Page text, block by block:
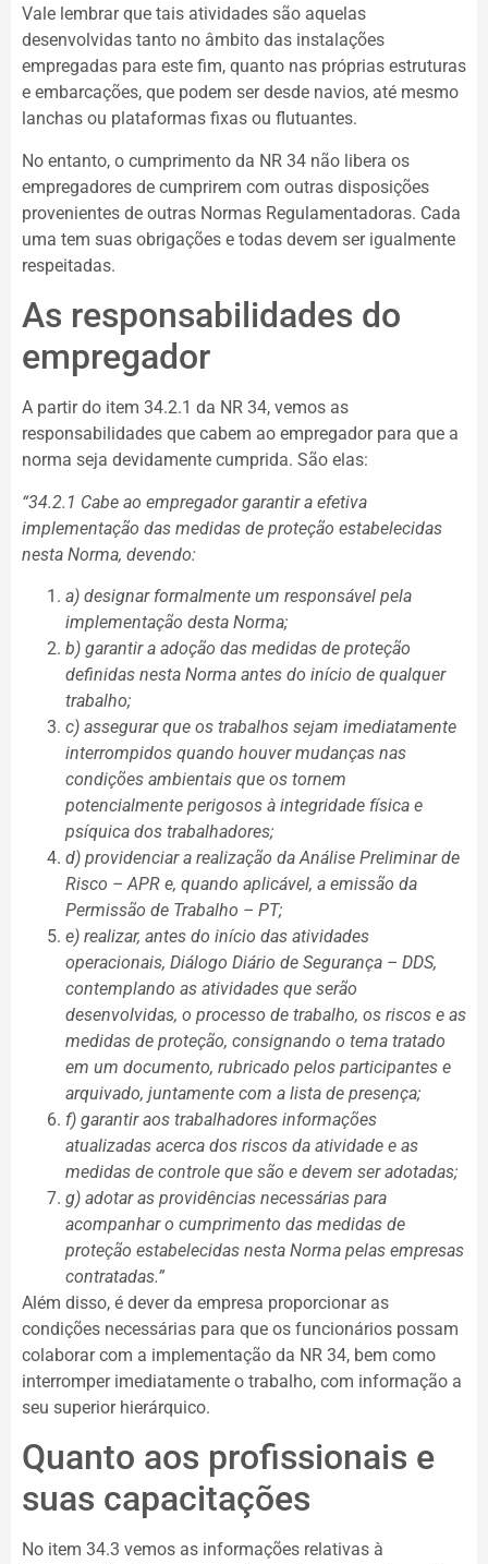
Vale lembrar que tais atividades são aquelas
desenvolvidas tanto no âmbito das instalações
empregadas para este fim, quanto nas próprias estruturas
e embarcações, que podem ser desde navios, até mesmo
lanchas ou plataformas fixas ou flutuantes.
No entanto, o cumprimento da NR 34 não libera os
empregadores de cumprirem com outras disposições
provenientes de outras Normas Regulamentadoras. Cada
uma tem suas obrigações e todas devem ser igualmente
respeitadas.
As responsabilidades do
empregador
A partir do item 34.2.1 da NR 34, vemos as
responsabilidades que cabem ao empregador para que a
norma seja devidamente cumprida. São elas:
“34.2.1 Cabe ao empregador garantir a efetiva
implementação das medidas de proteção estabelecidas
nesta Norma, devendo:
a) designar formalmente um responsável pela
implementação desta Norma;
b) garantir a adoção das medidas de proteção
definidas nesta Norma antes do início de qualquer
trabalho;
c) assegurar que os trabalhos sejam imediatamente
interrompidos quando houver mudanças nas
condições ambientais que os tornem
potencialmente perigosos à integridade física e
psíquica dos trabalhadores;
d) providenciar a realização da Análise Preliminar de
Risco – APR e, quando aplicável, a emissão da
Permissão de Trabalho – PT;
e) realizar, antes do início das atividades
operacionais, Diálogo Diário de Segurança – DDS,
contemplando as atividades que serão
desenvolvidas, o processo de trabalho, os riscos e as
medidas de proteção, consignando o tema tratado
em um documento, rubricado pelos participantes e
arquivado, juntamente com a lista de presença;
f) garantir aos trabalhadores informações
atualizadas acerca dos riscos da atividade e as
medidas de controle que são e devem ser adotadas;
g) adotar as providências necessárias para
acompanhar o cumprimento das medidas de
proteção estabelecidas nesta Norma pelas empresas
contratadas.”
Além disso, é dever da empresa proporcionar as
condições necessárias para que os funcionários possam
colaborar com a implementação da NR 34, bem como
interromper imediatamente o trabalho, com informação a
seu superior hierárquico.
Quanto aos profissionais e
suas capacitações
No item 34.3 vemos as informações relativas à